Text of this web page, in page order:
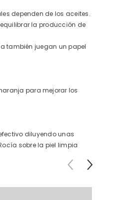
dependen de los aceites.
la producción de
también juegan un papel
para mejorar los
diluyendo unas
sobre la piel limpia